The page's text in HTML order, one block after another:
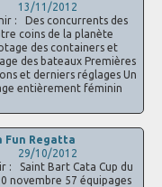
13/11/2012
: Des concurrents des
coins de la planète
des containers et
des bateaux Premières
et derniers réglages Un
entièrement féminin
Fun Regatta
29/10/2012
: Saint Bart Cata Cup du
novembre 57 équipages